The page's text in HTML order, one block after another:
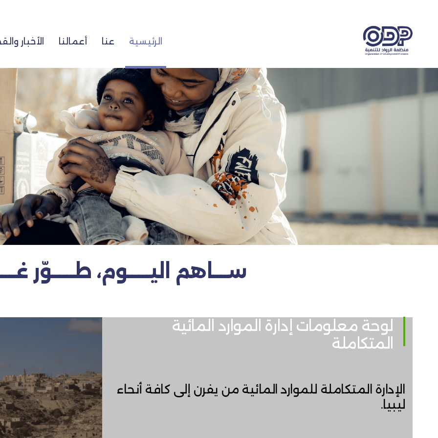
الرئيسية عنا أعمالنا الأخبار
ســــاهم اليــــــوم، طــــــوّر
لوحة معلومات إدارة الموارد المائية
المتكاملة
الإدارة المتكاملة للموارد المائية من يفرن إلى كافة أنحاء
ليبيا.